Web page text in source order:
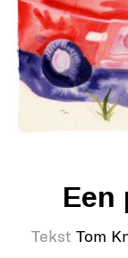
Een
Tekst Tom